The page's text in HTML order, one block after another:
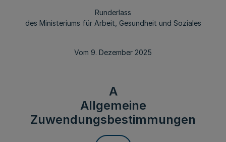
Runderlass
des Ministeriums für Arbeit, Gesundheit und Soziales
Vom 9. Dezember 2025
A
Allgemeine
Zuwendungsbestimmungen